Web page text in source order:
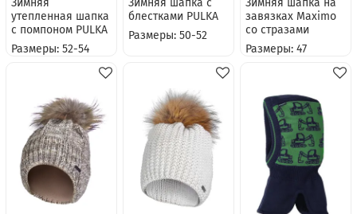
утепленная шапка
с помпоном PULKA
Размеры: 52-54
блестками PULKA
Размеры: 50-52
завязках Maximo
со стразами
Размеры: 47